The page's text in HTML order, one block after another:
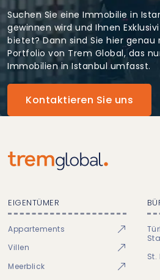
Suchen Sie eine Immobilie in
gewinnen wird und Ihnen
bietet? Dann sind Sie hier
Portfolio von Trem Global, das
Immobilien in Istanbul umfasst.
Kontaktieren Sie uns
EIGENTÜMER
Appartements
Villen
Meerblick
St.